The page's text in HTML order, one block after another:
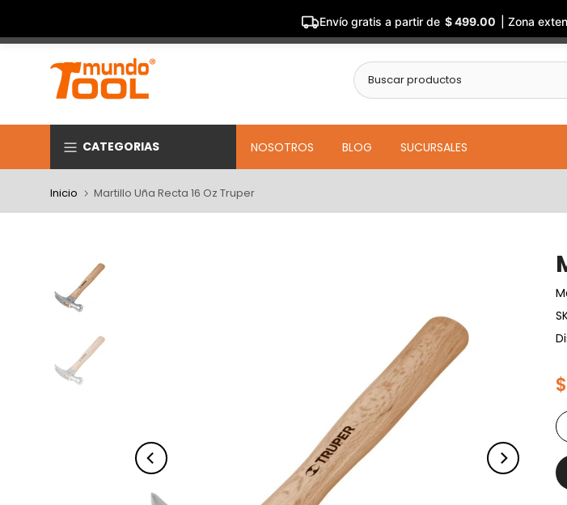
Envío gratis a partir de $ 499.00 | Zona
contenido
CATEGORIAS NOSOTROS BLOG SUCURSALES
Inicio Martillo Uña Recta 16 Oz Truper